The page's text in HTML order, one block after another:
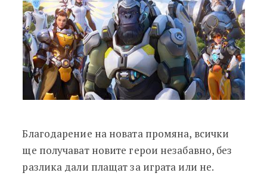
Благодарение на новата промяна, всички
ще получават новите герои незабавно, без
разлика дали плащат за играта или не.